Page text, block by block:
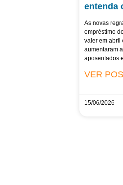
entenda
As novas
empréstimo
valer em abril
aumentaram
aposentados e
VER
15/06/2026